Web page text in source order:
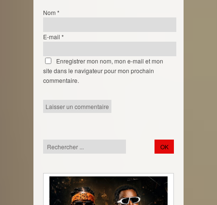
Nom *
E-mail *
Enregistrer mon nom, mon e-mail et mon
site dans le navigateur pour mon prochain
commentaire.